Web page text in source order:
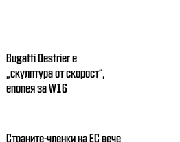
Bugatti Destrier е
„скулптура от скорост“,
епопея за W16
Страните-членки на ЕС вече